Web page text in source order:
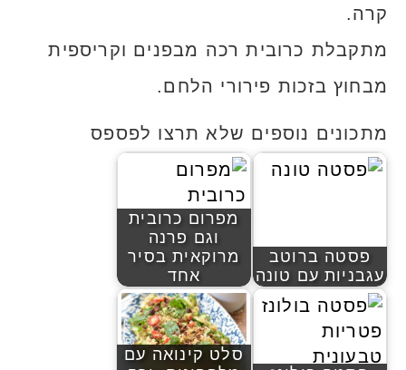
קרה.
מתקבלת כרובית רכה מבפנים וקריספית
מבחוץ בזכות פירורי הלחם.
מתכונים נוספים שלא תרצו לפספס
פסטה ברוטב
עגבניות עם טונה
מפרום כרובית
וגם פרנה
מרוקאית בסיר
אחד
סלט קינואה עם